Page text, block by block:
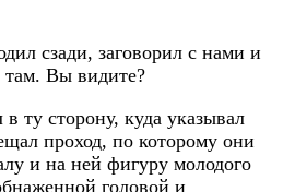
сзади, заговорил с нами и
там. Вы видите?
ту сторону, куда указывал
проход, по которому они
и на ней фигуру молодого
головой и